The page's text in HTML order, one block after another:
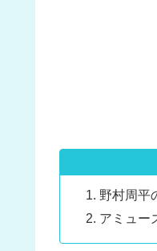
野村周平
アミュー